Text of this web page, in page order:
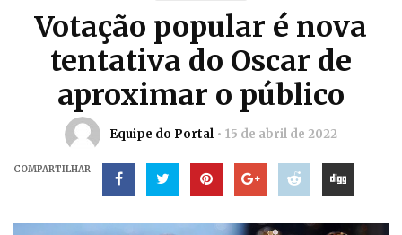
Votação popular é nova
tentativa do Oscar de
aproximar o público
Equipe do Portal 15 de abril de 2022
COMPARTILHAR